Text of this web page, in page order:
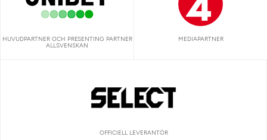
HUVUDPARTNER OCH PRESENTING PARTNER
ALLSVENSKAN
MEDIAPARTNER
OFFICIELL LEVERANTÖR